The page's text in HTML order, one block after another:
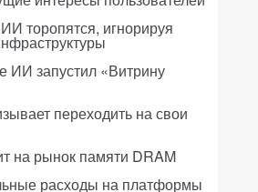
торопятся, игнорируя
ИИ запустил «Витрину
переходить на свои
на рынок памяти DRAM
расходы на платформы